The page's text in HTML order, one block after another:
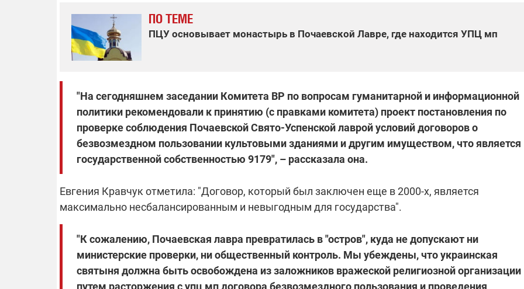
ПО ТЕМЕ
ПЦУ основывает монастырь в Почаевской Лавре, где находится УПЦ мп
"На сегодняшнем заседании Комитета ВР по вопросам гуманитарной и информационной
политики рекомендовали к принятию (с правками комитета) проект постановления по
проверке соблюдения Почаевской Свято-Успенской лаврой условий договоров о
безвозмездном пользовании культовыми зданиями и другим имуществом, что является
государственной собственностью 9179", – рассказала она.
Евгения Кравчук отметила: "Договор, который был заключен еще в 2000-х, является
максимально несбалансированным и невыгодным для государства".
"К сожалению, Почаевская лавра превратилась в "остров", куда не допускают ни
министерские проверки, ни общественный контроль. Мы убеждены, что украинская
святыня должна быть освобождена из заложников вражеской религиозной организации
путем расторжения с упц мп договора безвозмездного пользования и проведения
российских обстрелов
связи с аномальной жарой в августе
директора Энергоатома
Чернышова сняли электронный
08.09.2025 12:28
Поддержи
"Машинерию войны" и
выиграй легендарный
14.11.2025 17:25
продолжается сбор
средств на нужды
сразу четырех бригад
ВСУ
11.08.2025 15:16
Работают на
передовой:
самых горячих
направлениях фронта
04.12.2025 13:01
фронт": стрелковая
бригада Воздушных
сил ВСУ собирает на
НРК Numo